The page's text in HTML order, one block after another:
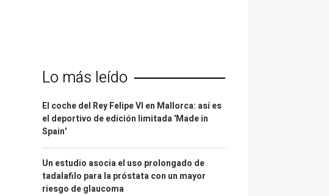
Lo más leído
El coche del Rey Felipe VI en Mallorca: así es
el deportivo de edición limitada 'Made in
Spain'
Un estudio asocia el uso prolongado de
tadalafilo para la próstata con un mayor
riesgo de glaucoma